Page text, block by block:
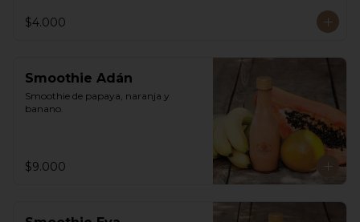
$4.000
Smoothie Adán
Smoothie de papaya, naranja y
banano.
$9.000